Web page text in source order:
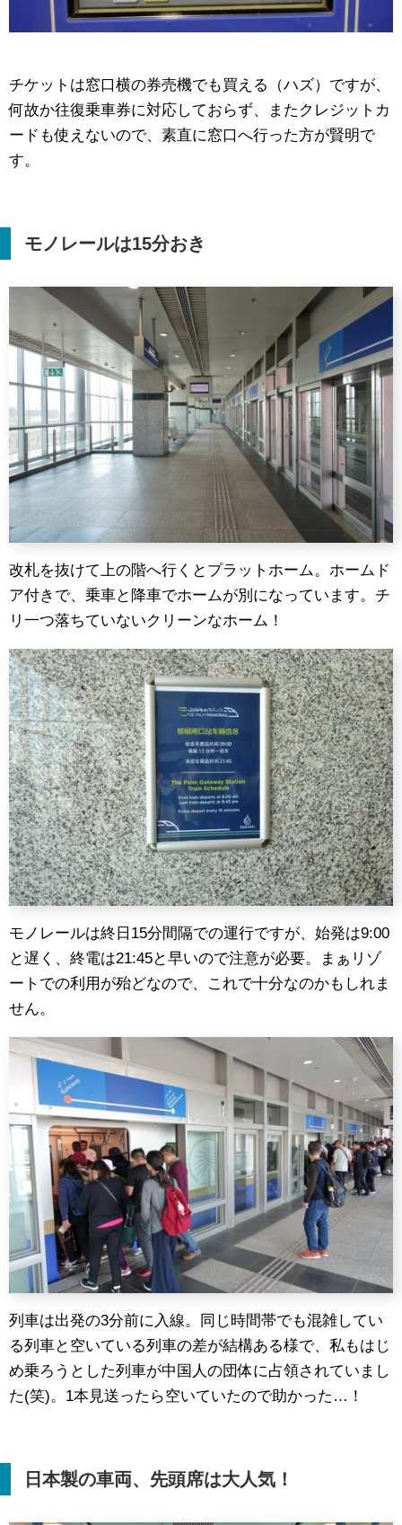
チケットは窓口横の券売機でも買える（ハズ）ですが、
何故か往復乗車券に対応しておらず、またクレジットカ
ードも使えないので、素直に窓口へ行った方が賢明で
す。
モノレールは15分おき
改札を抜けて上の階へ行くとプラットホーム。ホームド
ア付きで、乗車と降車でホームが別になっています。チ
リ一つ落ちていないクリーンなホーム！
モノレールは終日15分間隔での運行ですが、始発は9:00
と遅く、終電は21:45と早いので注意が必要。まぁリゾ
ートでの利用が殆どなので、これで十分なのかもしれま
せん。
列車は出発の3分前に入線。同じ時間帯でも混雑してい
る列車と空いている列車の差が結構ある様で、私もはじ
め乗ろうとした列車が中国人の団体に占領されていまし
た(笑)。1本見送ったら空いていたので助かった…！
日本製の車両、先頭席は大人気！